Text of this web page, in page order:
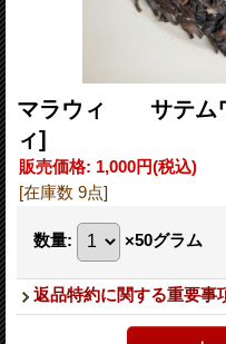
マラウィ サテム
ィ]
販売価格: 1,000円(税込)
[在庫数 9点]
数量: ×50グラム
返品特約に関する重要事